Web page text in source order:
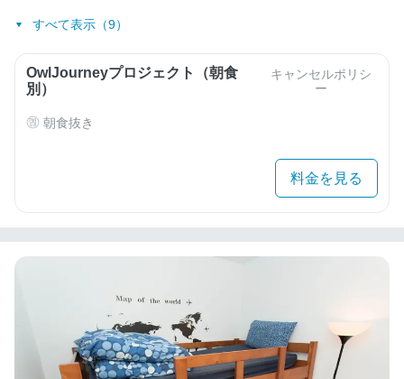
すべて表示（9）
OwlJourneyプロジェクト（朝食
別）
キャンセルポリシ
ー
朝食抜き
料金を見る